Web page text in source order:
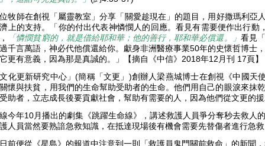
牧師在創視「屬靈教室」分享「關愛趁現在」的題目，用好撒瑪利亞
上的支持。「你的付出代表神憐憫人的回應。看見有需要便作出行動
「憐憫貧窮的，就是借給耶和華；他的善行，耶和華必償還。」 看見
千言萬語，神必代他償還給你。獻身非洲醫療事業50年的史懷哲博士
更有意義，因為那是真誠的。」【摘自《中信》2018年12月刊 17頁
化更新研究中心」(簡稱「文更」)創辦人梁燕城博士在創視《中國天
懷與扶貧，用我們的生命幫助受助者的生命。他們用自己的眼淚來抹
助者，立志成長後要貢獻社會，幫助有需要的人，因為他們從文更的
今年10月播出的劇集《跳躍生命線》，講述救護人員爭分奪秒去救人
人員當然要熟諳急救知識，在抵達現場後有機會需要先替傷者進行急
前便從《星島》的報道中注意到一則「救護員鬼門關前救命」的新聞